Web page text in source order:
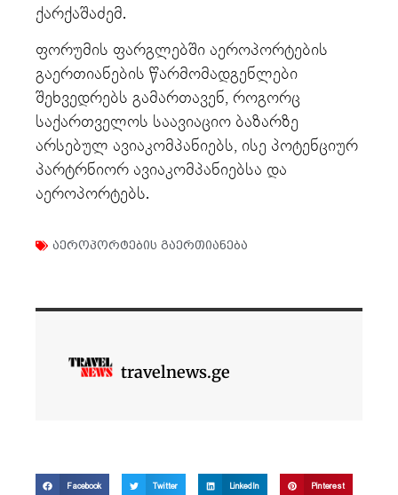
ქარქაშაძემ.
ფორუმის ფარგლებში აეროპორტების
გაერთიანების წარმომადგენლები
შეხვედრებს გამართავენ, როგორც
საქართველოს საავიაციო ბაზარზე
არსებულ ავიაკომპანიებს, ისე პოტენციურ
პარტრნიორ ავიაკომპანიებსა და
აეროპორტებს.
აეროპორტების გაერთიანება
travelnews.ge
Facebook Twitter LinkedIn Pinterest